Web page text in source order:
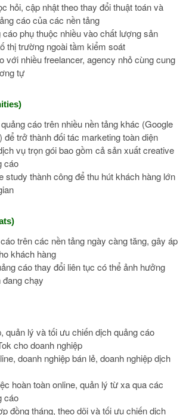
hỏi, cập nhật theo thay đổi thuật toán và
cáo của các nền tảng
cáo phụ thuộc nhiều vào chất lượng sản
thị trường ngoài tầm kiểm soát
với nhiều freelancer, agency nhỏ cùng cung
tự
cáo trên nhiều nền tảng khác (Google
để trở thành đối tác marketing toàn diện
vụ trọn gói bao gồm cả sản xuất creative
cáo
study thành công để thu hút khách hàng lớn
trên các nền tảng ngày càng tăng, gây áp
khách hàng
cáo thay đổi liên tục có thể ảnh hưởng
đang chạy
quản lý và tối ưu chiến dịch quảng cáo
cho doanh nghiệp
doanh nghiệp bán lẻ, doanh nghiệp dịch
hoàn toàn online, quản lý từ xa qua các
cáo
đồng tháng, theo dõi và tối ưu chiến dịch